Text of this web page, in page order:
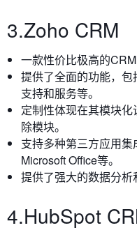
3.Zoho CRM
一款性价比极高的
提供了全面的功能，
支持和服务等。
定制性体现在其模块
除模块。
支持多种第三方应用集
Microsoft Office等。
提供了强大的数据分析
4.HubSpot